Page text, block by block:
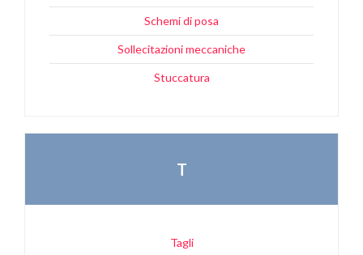
Schemi di posa
Sollecitazioni meccaniche
Stuccatura
T
Tagli